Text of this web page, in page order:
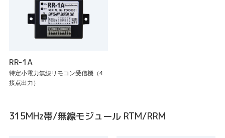
RR-1A
特定小電力無線リモコン受信機（4
接点出力）
315MHz帯/無線モジュール RTM/RRM